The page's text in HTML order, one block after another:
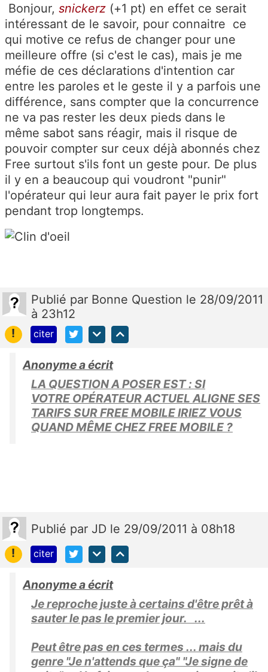
Bonjour, snickerz (+1 pt) en effet ce serait
intéressant de le savoir, pour connaitre ce
qui motive ce refus de changer pour une
meilleure offre (si c'est le cas), mais je me
méfie de ces déclarations d'intention car
entre les paroles et le geste il y a parfois une
différence, sans compter que la concurrence
ne va pas rester les deux pieds dans le
même sabot sans réagir, mais il risque de
pouvoir compter sur ceux déjà abonnés chez
Free surtout s'ils font un geste pour. De plus
il y en a beaucoup qui voudront "punir"
l'opérateur qui leur aura fait payer le prix fort
pendant trop longtemps.
Publié par Bonne Question le 28/09/2011
à 23h12
!
citer
Anonyme a écrit
LA QUESTION A POSER EST : SI
VOTRE OPÉRATEUR ACTUEL ALIGNE SES
TARIFS SUR FREE MOBILE IRIEZ VOUS
QUAND MÊME CHEZ FREE MOBILE ?
Publié par JD le 29/09/2011 à 08h18
!
citer
Anonyme a écrit
Je reproche juste à certains d'être prêt à
sauter le pas le premier jour. ...
Peut être pas en ces termes ... mais du
genre "Je n'attends que ça" "Je signe de